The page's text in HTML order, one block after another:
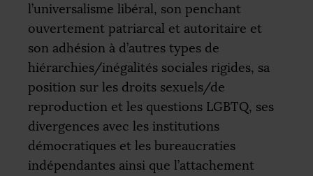
l’universalisme libéral, son penchant
ouvertement patriarcal et autoritaire et
son adhésion à d’autres types de
hiérarchies/inégalités sociales rigides, sa
position sur les droits sexuels/de
reproduction et les questions LGBTQ, ses
divergences avec les institutions
démocratiques et les bureaucraties
indépendantes ainsi que l’attachement